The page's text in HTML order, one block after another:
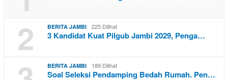
2 BERITA JAMBI 225 Dilihat
3 Kandidat Kuat Pilgub Jambi 2029, Penga…
BERITA JAMBI 189 Dilihat
Soal Seleksi Pendamping Bedah Rumah. Pen…